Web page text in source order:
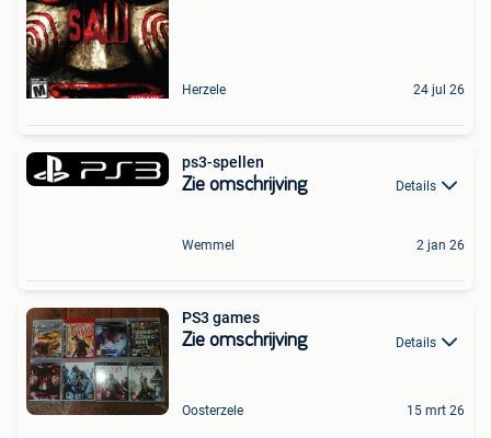
Herzele 24 jul 26
ps3-spellen
Zie omschrijving Details
Wemmel 2 jan 26
PS3 games
Zie omschrijving Details
Oosterzele 15 mrt 26